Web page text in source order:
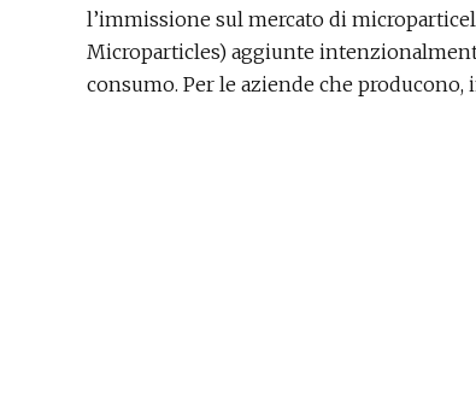
l’immissione sul mercato di
Microparticles) aggiunte
consumo. Per le aziende che